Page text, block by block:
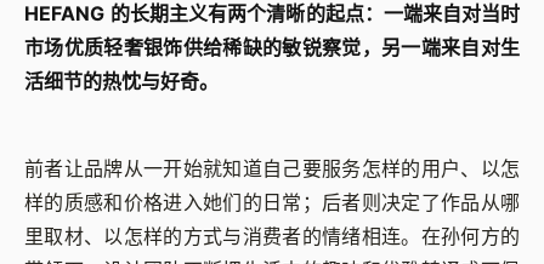
HEFANG 的长期主义有两个清晰的起点：一端来自对当时
市场优质轻奢银饰供给稀缺的敏锐察觉，另一端来自对生
活细节的热忱与好奇。
前者让品牌从一开始就知道自己要服务怎样的用户、以怎
样的质感和价格进入她们的日常；后者则决定了作品从哪
里取材、以怎样的方式与消费者的情绪相连。在孙何方的